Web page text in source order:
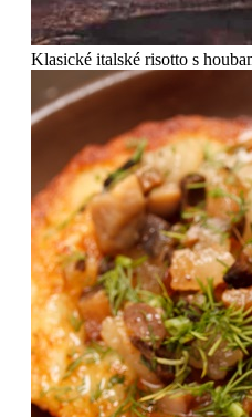
Klasické italské risotto s